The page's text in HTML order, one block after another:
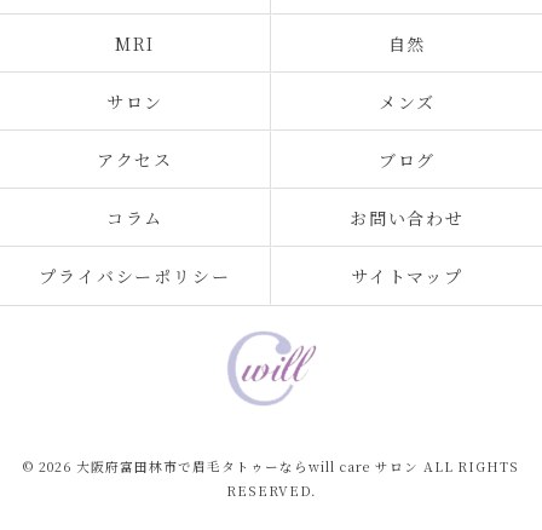
MRI 自然
サロン メンズ
アクセス ブログ
コラム お問い合わせ
プライバシーポリシー サイトマップ
© 2026 大阪府富田林市で眉毛タトゥーならwill care サロン ALL RIGHTS
RESERVED.